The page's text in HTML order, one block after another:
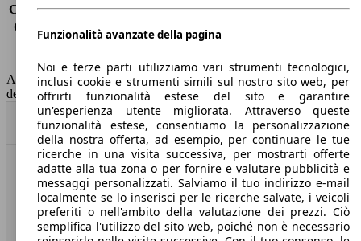
Consumo (extra-urbano) 9.0 l/100km
Consumo (combinato)*
9.6 l/100km
Capacità del serbatoio
100 l
AutoScout24 non si assume alcuna responsabilità per la correttezza
dei dati.
Torna su
Benvenuti su AutoScout24, il mercato auto europeo.
Società
Funzionalità avanzate della pagina
Noi e terze parti utilizziamo vari strumenti tecnologici,
inclusi cookie e strumenti simili sul nostro sito web, per
offrirti funzionalità estese del sito e garantire
un'esperienza utente migliorata. Attraverso queste
funzionalità estese, consentiamo la personalizzazione
della nostra offerta, ad esempio, per continuare le tue
ricerche in una visita successiva, per mostrarti offerte
adatte alla tua zona o per fornire e valutare pubblicità e
messaggi personalizzati. Salviamo il tuo indirizzo e-mail
localmente se lo inserisci per le ricerche salvate, i veicoli
preferiti o nell'ambito della valutazione dei prezzi. Ciò
semplifica l'utilizzo del sito web, poiché non è necessario